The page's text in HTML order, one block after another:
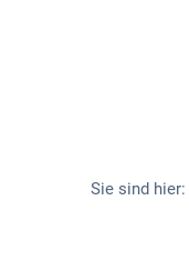
Sie sind hier: